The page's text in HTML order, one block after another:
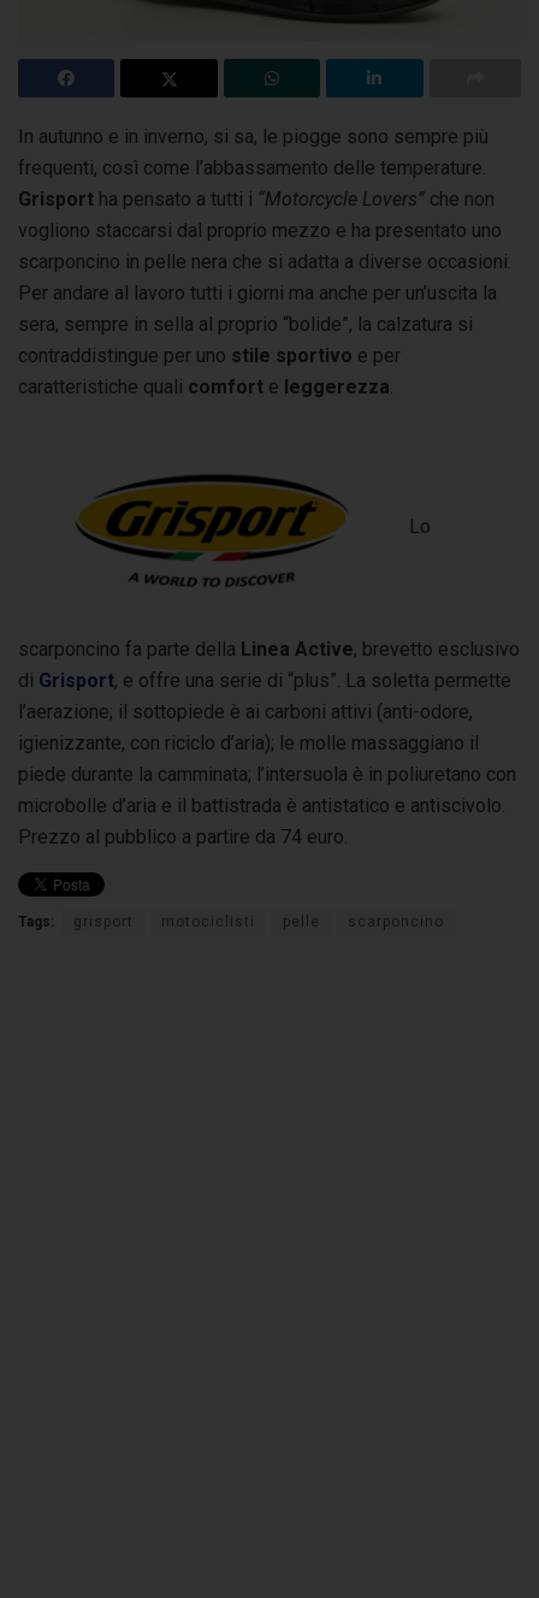
In autunno e in inverno, si sa, le piogge sono sempre più
frequenti, così come l’abbassamento delle temperature.
Grisport ha pensato a tutti i “Motorcycle Lovers” che non
vogliono staccarsi dal proprio mezzo e ha presentato uno
scarponcino in pelle nera che si adatta a diverse occasioni.
Per andare al lavoro tutti i giorni ma anche per un’uscita la
sera, sempre in sella al proprio “bolide”, la calzatura si
contraddistingue per uno stile sportivo e per
caratteristiche quali comfort e leggerezza
Lo
scarponcino fa parte della Linea Active, brevetto esclusivo
di Grisport, e offre una serie di “plus”. La soletta permette
l’aerazione; il sottopiede è ai carboni attivi (anti-odore,
igienizzante, con riciclo d’aria); le molle massaggiano il
piede durante la camminata; l’intersuola è in poliuretano con
microbolle d’aria e il battistrada è antistatico e antiscivolo.
Prezzo al pubblico a partire da 74 euro.
Tags: grisport motociclisti pelle scarponcino